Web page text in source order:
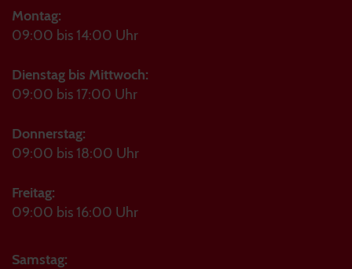
Montag:
09:00 bis 14:00 Uhr
Dienstag bis Mittwoch:
09:00 bis 17:00 Uhr
Donnerstag:
09:00 bis 18:00 Uhr
Freitag:
09:00 bis 16:00 Uhr
Samstag: